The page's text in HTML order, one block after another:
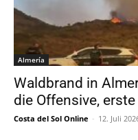
Almería
Waldbrand in
die Offensive,
Costa del Sol Online - 12. Juli